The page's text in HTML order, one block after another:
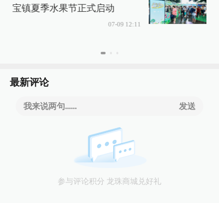
宝镇夏季水果节正式启动
07-09 12:11
最新评论
我来说两句...... 发送
参与评论积分 龙珠商城兑好礼